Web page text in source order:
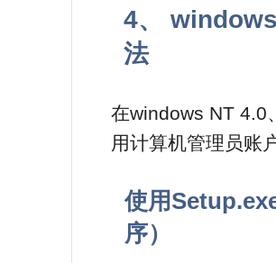
4、
法
在windows NT 4.0
用计算机管理员账
使用
序）